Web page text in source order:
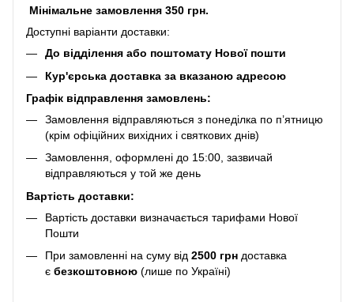
Мінімальне замовлення 350 грн.
Доступні варіанти доставки:
До відділення або поштомату Нової пошти
Кур'єрська доставка за вказаною адресою
Графік відправлення замовлень:
Замовлення відправляються з понеділка по п’ятницю
(крім офіційних вихідних і святкових днів)
Замовлення, оформлені до 15:00, зазвичай
відправляються у той же день
Вартість доставки:
Вартість доставки визначається тарифами Нової
Пошти
При замовленні на суму від 2500 грн доставка
є безкоштовною (лише по Україні)